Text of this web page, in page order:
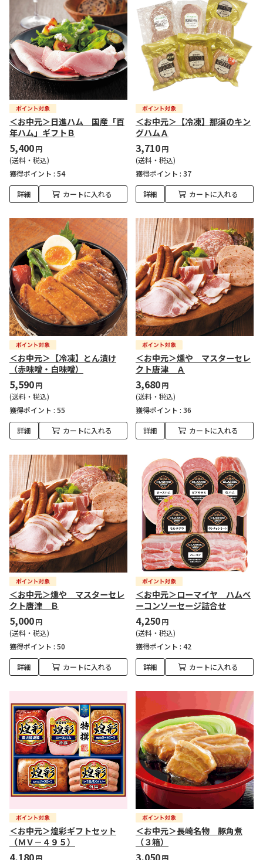
＜お中元＞日進ハム 国産「百
年ハム」ギフトＢ
5,400円
(送料・税込)
獲得ポイント : 54
詳細 カートに入れる
＜お中元＞【冷凍】那須のキン
グハムＡ
3,710円
(送料・税込)
獲得ポイント : 37
詳細 カートに入れる
＜お中元＞【冷凍】とん漬け
（赤味噌・白味噌）
5,590円
(送料・税込)
獲得ポイント : 55
詳細 カートに入れる
＜お中元＞燻や マスターセレ
クト唐津 Ａ
3,680円
(送料・税込)
獲得ポイント : 36
詳細 カートに入れる
＜お中元＞燻や マスターセレ
クト唐津 Ｂ
5,000円
(送料・税込)
獲得ポイント : 50
詳細 カートに入れる
＜お中元＞ローマイヤ ハムベ
ーコンソーセージ詰合せ
4,250円
(送料・税込)
獲得ポイント : 42
詳細 カートに入れる
＜お中元＞煌彩ギフトセット
（ＭＶ－４９５）
4,180円
＜お中元＞長崎名物 豚角煮
（３箱）
3,050円